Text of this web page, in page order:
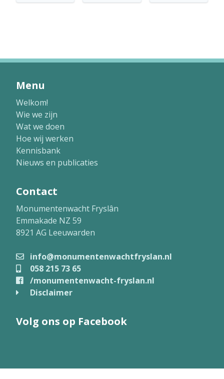
Menu
Welkom!
Wie we zijn
Wat we doen
Hoe wij werken
Kennisbank
Nieuws en publicaties
Contact
Monumentenwacht Fryslân
Emmakade NZ 59
8921 AG Leeuwarden
info@monumentenwachtfryslan.nl
058 215 73 65
/monumentenwacht-fryslan.nl
Disclaimer
Volg ons op Facebook